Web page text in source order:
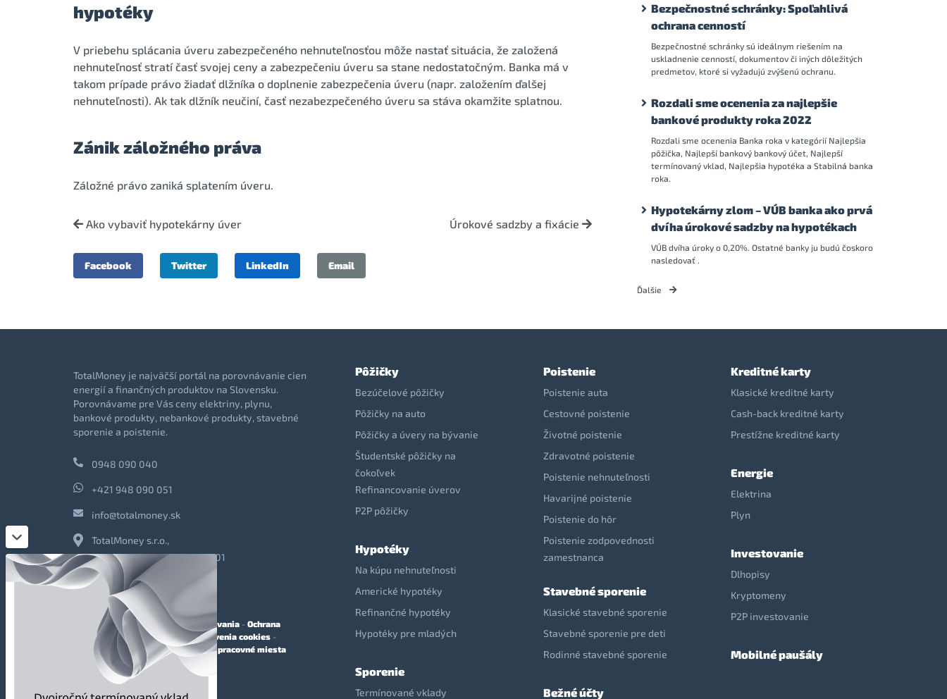
hypotéky
V priebehu splácania úveru zabezpečeného nehnuteľnosťou môže nastať situácia, že založená
nehnuteľnosť stratí časť svojej ceny a zabezpečeniu úveru sa stane nedostatočným. Banka má v
takom prípade právo žiadať dlžníka o doplnenie zabezpečenia úveru (napr. založením ďalšej
nehnuteľnosti). Ak tak dlžník neučiní, časť nezabezpečeného úveru sa stáva okamžite splatnou.
Zánik záložného práva
Záložné právo zaniká splatením úveru.
Ako vybaviť hypotekárny úver Úrokové sadzby a fixácie
Facebook Twitter LinkedIn Email
Bezpečnostné schránky: Spoľahlivá
ochrana cenností
Bezpečnostné schránky sú ideálnym riešením na
uskladnenie cenností, dokumentov či iných dôležitých
predmetov, ktoré si vyžadujú zvýšenú ochranu.
Rozdali sme ocenenia za najlepšie
bankové produkty roka 2022
Rozdali sme ocenenia Banka roka v kategórií Najlepšia
pôžička, Najlepší bankový bankový účet, Najlepší
termínovaný vklad, Najlepšia hypotéka a Stabilná banka
roka.
Hypotekárny zlom – VÚB banka ako prvá
dvíha úrokové sadzby na hypotékach
VÚB dvíha úroky o 0,20%. Ostatné banky ju budú čoskoro
nasledovať .
Ďalšie
Pôžičky
Bezúčelové pôžičky
Pôžičky na auto
Pôžičky a úvery na bývanie
Študentské pôžičky na
čokoľvek
Refinancovanie úverov
P2P pôžičky
Hypotéky
Na kúpu nehnuteľnosti
Americké hypotéky
Refinančné hypotéky
Hypotéky pre mladých
Sporenie
Termínované vklady
Poistenie
Poistenie auta
Cestovné poistenie
Životné poistenie
Zdravotné poistenie
Poistenie nehnuteľnosti
Havarijné poistenie
Poistenie do hôr
Poistenie zodpovednosti
zamestnanca
Stavebné sporenie
Klasické stavebné sporenie
Stavebné sporenie pre deti
Rodinné stavebné sporenie
Bežné účty
Kreditné karty
Klasické kreditné karty
Cash-back kreditné karty
Prestížne kreditné karty
Energie
Elektrina
Plyn
Investovanie
Dlhopisy
Kryptomeny
P2P investovanie
Mobilné paušály
TotalMoney je najväčší portál na porovnávanie cien
energií a finančných produktov na Slovensku.
Porovnávame pre Vás ceny elektriny, plynu,
bankové produkty, nebankové produkty, stavebné
sporenie a poistenie.
0948 090 040
+421 948 090 051
info@totalmoney.sk
TotalMoney s.r.o.,
Levočská 866, Poprad, 058 01
-Reklama- Podmienky používania - Ochrana
osobných údajov-Cookies Nastavenia cookies -
Finančné sprostredkovanie-Voľné pracovné miesta
Affiliate - partnerský program